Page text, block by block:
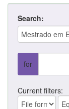
Search:
for
Current filters: